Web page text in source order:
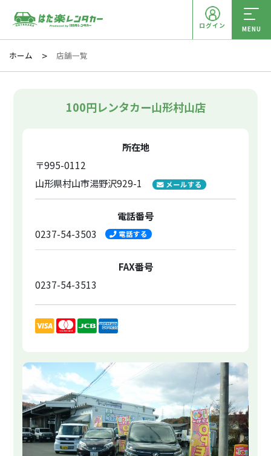
ログイン MENU
ホーム 店舗一覧
100円レンタカー山形村山店
所在地
〒995-0112
山形県村山市湯野沢929-1
メールする
電話番号
0237-54-3503
電話する
FAX番号
0237-54-3513